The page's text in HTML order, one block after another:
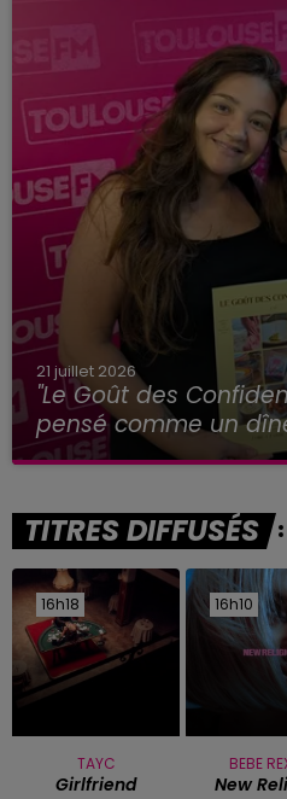
21 juillet 2026
"Le Goût des
pensé comme un
TITRES DIFFUSÉS
16h18
16h18
TAYC
Girlfriend
16h10
16h10
BEBE
New